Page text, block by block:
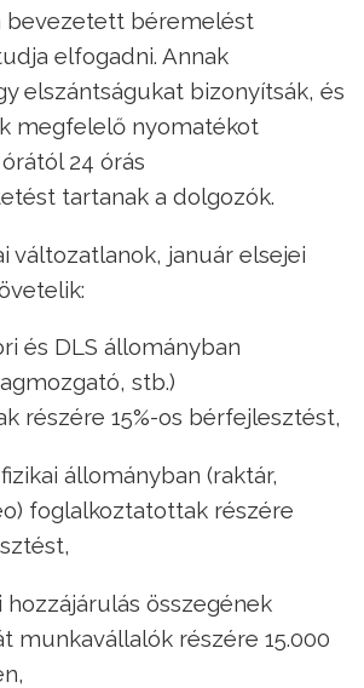
bevezetett béremelést
elfogadni. Annak
elszántságukat bizonyítsák, és
megfelelő nyomatékot
24 órás
tartanak a dolgozók.
változatlanok, január elsejei
és DLS állományban
stb.)
részére 15%-os bérfejlesztést,
állományban (raktár,
foglalkoztatottak részére
hozzájárulás összegének
munkavállalók részére 15.000